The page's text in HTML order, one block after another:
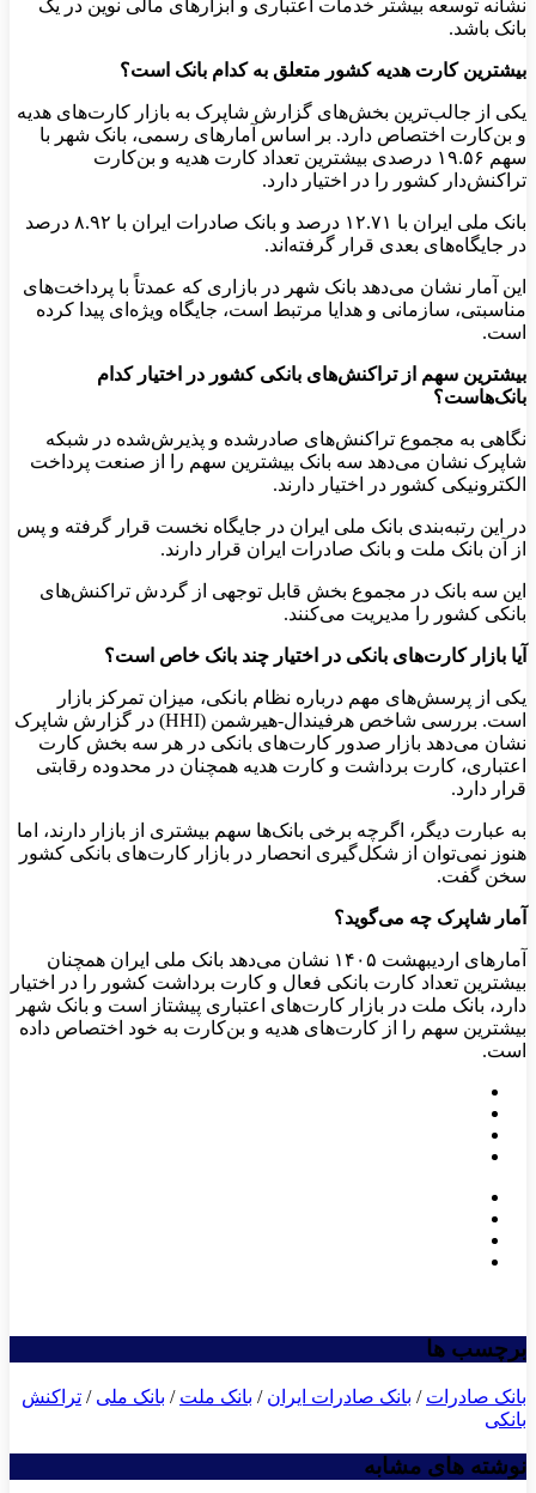
نشانه توسعه بیشتر خدمات اعتباری و ابزارهای مالی نوین در یک
بانک باشد.
بیشترین کارت هدیه کشور متعلق به کدام بانک است؟
یکی از جالب‌ترین بخش‌های گزارش شاپرک به بازار کارت‌های هدیه
و بن‌کارت اختصاص دارد. بر اساس آمارهای رسمی، بانک شهر با
سهم ۱۹.۵۶ درصدی بیشترین تعداد کارت هدیه و بن‌کارت
تراکنش‌دار کشور را در اختیار دارد.
بانک ملی ایران با ۱۲.۷۱ درصد و بانک صادرات ایران با ۸.۹۲ درصد
در جایگاه‌های بعدی قرار گرفته‌اند.
این آمار نشان می‌دهد بانک شهر در بازاری که عمدتاً با پرداخت‌های
مناسبتی، سازمانی و هدایا مرتبط است، جایگاه ویژه‌ای پیدا کرده
است.
بیشترین سهم از تراکنش‌های بانکی کشور در اختیار کدام
بانک‌هاست؟
نگاهی به مجموع تراکنش‌های صادرشده و پذیرش‌شده در شبکه
شاپرک نشان می‌دهد سه بانک بیشترین سهم را از صنعت پرداخت
الکترونیکی کشور در اختیار دارند.
در این رتبه‌بندی بانک ملی ایران در جایگاه نخست قرار گرفته و پس
از آن بانک ملت و بانک صادرات ایران قرار دارند.
این سه بانک در مجموع بخش قابل توجهی از گردش تراکنش‌های
بانکی کشور را مدیریت می‌کنند.
آیا بازار کارت‌های بانکی در اختیار چند بانک خاص است؟
یکی از پرسش‌های مهم درباره نظام بانکی، میزان تمرکز بازار
است. بررسی شاخص هرفیندال-هیرشمن (HHI) در گزارش شاپرک
نشان می‌دهد بازار صدور کارت‌های بانکی در هر سه بخش کارت
اعتباری، کارت برداشت و کارت هدیه همچنان در محدوده رقابتی
قرار دارد.
به عبارت دیگر، اگرچه برخی بانک‌ها سهم بیشتری از بازار دارند، اما
هنوز نمی‌توان از شکل‌گیری انحصار در بازار کارت‌های بانکی کشور
سخن گفت.
آمار شاپرک چه می‌گوید؟
آمارهای اردیبهشت ۱۴۰۵ نشان می‌دهد بانک ملی ایران همچنان
بیشترین تعداد کارت بانکی فعال و کارت برداشت کشور را در اختیار
دارد، بانک ملت در بازار کارت‌های اعتباری پیشتاز است و بانک شهر
بیشترین سهم را از کارت‌های هدیه و بن‌کارت به خود اختصاص داده
است.
برچسب ها
بانک صادرات / بانک صادرات ایران / بانک ملت / بانک ملی / تراکنش
بانکی
نوشته های مشابه